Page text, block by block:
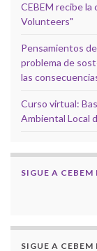
CEBEM recibe la
Volunteers"
Pensamientos
problema de
las
Curso virtual:
Ambiental Local
SIGUE A CEBEM
SIGUE A